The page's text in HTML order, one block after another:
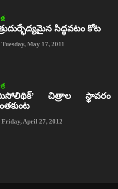
సిద్ధవటం కోట
Tuesday, May 17, 2011
చిత్రాల స్థావరం
Friday, April 27, 2012